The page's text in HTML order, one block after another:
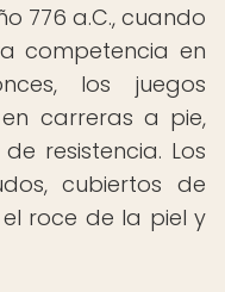
776 a.C., cuando
competencia en
los juegos
carreras a pie,
resistencia. Los
cubiertos de
roce de la piel y